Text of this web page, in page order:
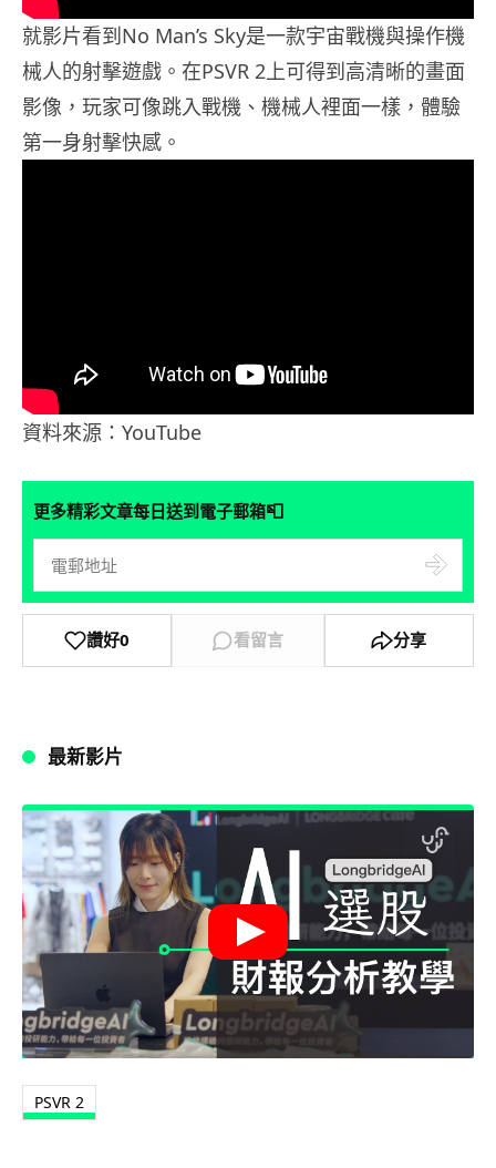
就影片看到No Man’s Sky是一款宇宙戰機與操作機
械人的射擊遊戲。在PSVR 2上可得到高清晰的畫面
影像，玩家可像跳入戰機、機械人裡面一樣，體驗
第一身射擊快感。
資料來源：YouTube
更多精彩文章每日送到電子郵箱📮
讚好0 看留言 分享
最新影片
PSVR 2